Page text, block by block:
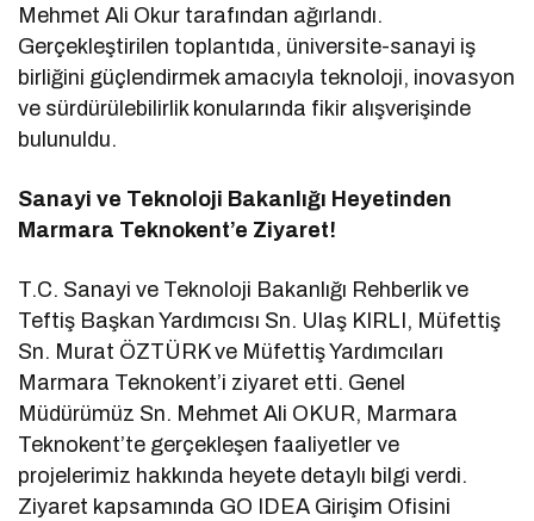
Mehmet Ali Okur tarafından ağırlandı.
Gerçekleştirilen toplantıda, üniversite-sanayi iş
birliğini güçlendirmek amacıyla teknoloji, inovasyon
ve sürdürülebilirlik konularında fikir alışverişinde
bulunuldu.
Sanayi ve Teknoloji Bakanlığı Heyetinden
Marmara Teknokent’e Ziyaret!
T.C. Sanayi ve Teknoloji Bakanlığı Rehberlik ve
Teftiş Başkan Yardımcısı Sn. Ulaş KIRLI, Müfettiş
Sn. Murat ÖZTÜRK ve Müfettiş Yardımcıları
Marmara Teknokent’i ziyaret etti. Genel
Müdürümüz Sn. Mehmet Ali OKUR, Marmara
Teknokent’te gerçekleşen faaliyetler ve
projelerimiz hakkında heyete detaylı bilgi verdi.
Ziyaret kapsamında GO IDEA Girişim Ofisini